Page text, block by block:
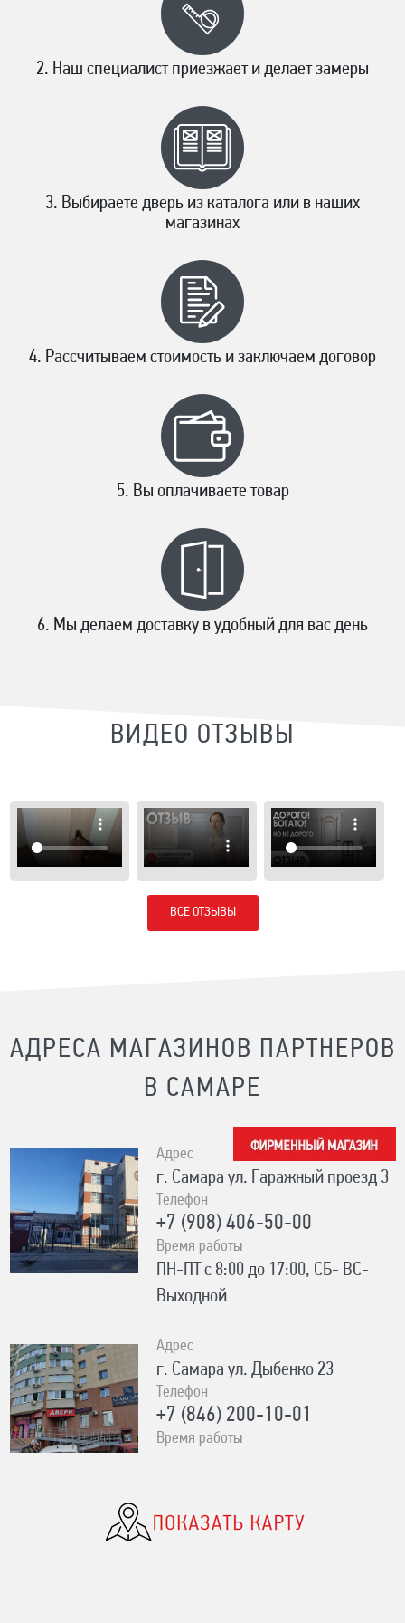
Наш специалист приезжает и делает замеры
Выбираете дверь из каталога или в наших
магазинах
Рассчитываем стоимость и заключаем договор
Вы оплачиваете товар
Мы делаем доставку в удобный для вас день
ВИДЕО ОТЗЫВЫ
ВСЕ ОТЗЫВЫ
АДРЕСА МАГАЗИНОВ ПАРТНЕРОВ
В САМАРЕ
Адрес
г. Самара ул. Гаражный проезд 3
Телефон
+7 (908) 406-50-00
Время работы
ПН-ПТ с 8:00 до 17:00, СБ- ВС-
Выходной
Адрес
г. Самара ул. Дыбенко 23
Телефон
+7 (846) 200-10-01
Время работы
Адрес